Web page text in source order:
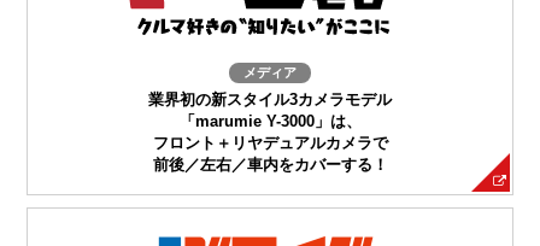
メディア
業界初の新スタイル3カメラモデル
「marumie Y-3000」は、
フロント＋リヤデュアルカメラで
前後／左右／車内をカバーする！